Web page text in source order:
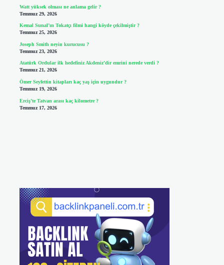
Watt yüksek olması ne anlama gelir ?
Temmuz 29, 2026
Kemal Sunal’ın Tokatçı filmi hangi köyde çekilmiştir ?
Temmuz 25, 2026
Joseph Smith neyin kurucusu ?
Temmuz 23, 2026
Atatürk Ordular ilk hedefiniz Akdeniz’dir emrini nerede verdi ?
Temmuz 21, 2026
Ömer Seyfettin kitapları kaç yaş için uygundur ?
Temmuz 19, 2026
Erciş’te Tatvan arası kaç kilometre ?
Temmuz 17, 2026